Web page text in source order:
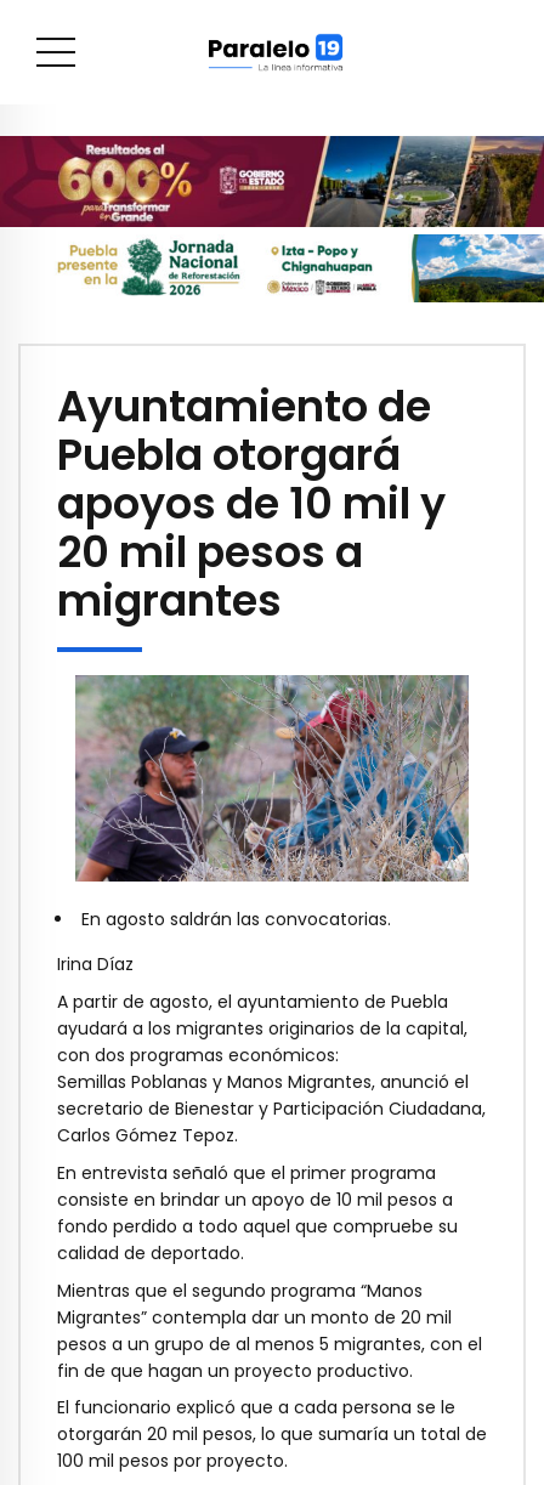
Ayuntamiento de
Puebla otorgará
apoyos de 10 mil y
20 mil pesos a
migrantes
En agosto saldrán las convocatorias.
Irina Díaz
A partir de agosto, el ayuntamiento de Puebla
ayudará a los migrantes originarios de la capital,
con dos programas económicos:
Semillas Poblanas y Manos Migrantes, anunció el
secretario de Bienestar y Participación Ciudadana,
Carlos Gómez Tepoz.
En entrevista señaló que el primer programa
consiste en brindar un apoyo de 10 mil pesos a
fondo perdido a todo aquel que compruebe su
calidad de deportado.
Mientras que el segundo programa “Manos
Migrantes” contempla dar un monto de 20 mil
pesos a un grupo de al menos 5 migrantes, con el
fin de que hagan un proyecto productivo.
El funcionario explicó que a cada persona se le
otorgarán 20 mil pesos, lo que sumaría un total de
100 mil pesos por proyecto.